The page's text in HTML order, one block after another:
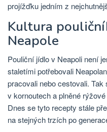
projížďku jedním z
Kultura
Neapole
Pouliční jídlo v Neapoli není
staletími potřebovali
pracovali nebo cestovali.
v kornoutech a plněné
Dnes se tyto recepty stále
na stejných trzích po